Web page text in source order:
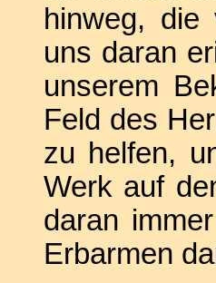
hinweg, die
uns daran
unserem
Feld des
zu helfen,
Werk auf
daran
Erbarmen